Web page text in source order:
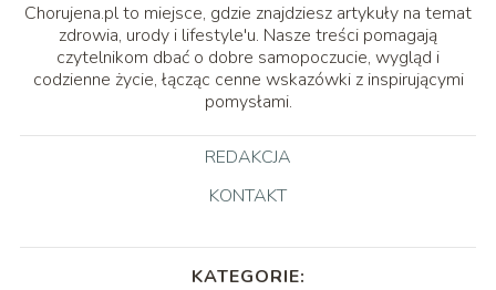
Chorujena.pl to miejsce, gdzie znajdziesz artykuły na temat
zdrowia, urody i lifestyle'u. Nasze treści pomagają
czytelnikom dbać o dobre samopoczucie, wygląd i
codzienne życie, łącząc cenne wskazówki z inspirującymi
pomysłami.
REDAKCJA
KONTAKT
KATEGORIE: